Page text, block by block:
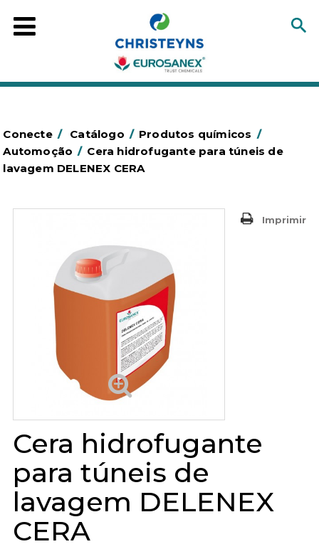
Conecte / Catálogo / Produtos químicos /
Automoção / Cera hidrofugante para túneis de
lavagem DELENEX CERA
Imprimir
Cera hidrofugante
para túneis de
lavagem DELENEX
CERA